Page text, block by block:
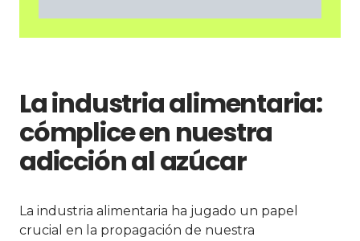
La industria alimentaria:
cómplice en nuestra
adicción al azúcar
La industria alimentaria ha jugado un papel
crucial en la propagación de nuestra